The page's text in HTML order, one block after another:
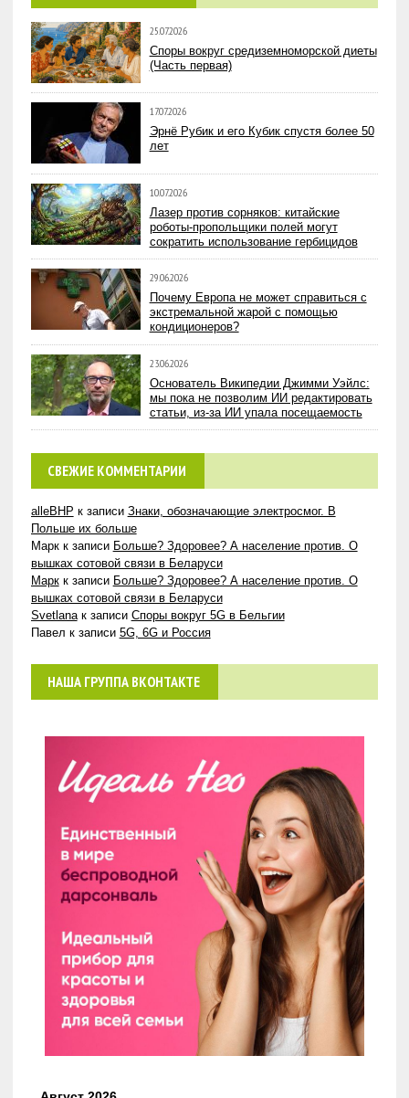
25.07.2026
Споры вокруг средиземноморской диеты
(Часть первая)
17.07.2026
Эрнё Рубик и его Кубик спустя более 50
лет
10.07.2026
Лазер против сорняков: китайские
роботы-пропольщики полей могут
сократить использование гербицидов
29.06.2026
Почему Европа не может справиться с
экстремальной жарой с помощью
кондиционеров?
23.06.2026
Основатель Википедии Джимми Уэйлс:
мы пока не позволим ИИ редактировать
статьи, из-за ИИ упала посещаемость
СВЕЖИЕ КОММЕНТАРИИ
alleBHP к записи Знаки, обозначающие электросмог. В
Польше их больше
Маркк записи Больше? Здоровее? А население против. О
вышках сотовой связи в Беларуси
Маркк записи Больше? Здоровее? А население против. О
вышках сотовой связи в Беларуси
Svetlanaк записи Споры вокруг 5G в Бельгии
Павел к записи 5G, 6G и Россия
НАША ГРУППА ВКОНТАКТЕ